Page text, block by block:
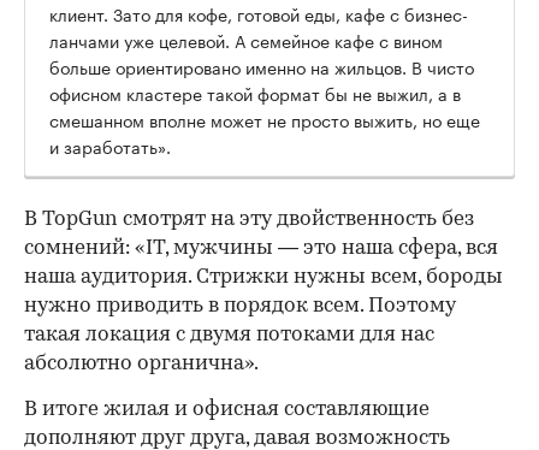
клиент. Зато для кофе, готовой еды, кафе с бизнес-
ланчами уже целевой. А семейное кафе с вином
больше ориентировано именно на жильцов. В чисто
офисном кластере такой формат бы не выжил, а в
смешанном вполне может не просто выжить, но еще
и заработать».
В TopGun смотрят на эту двойственность без
сомнений: «IT, мужчины — это наша сфера, вся
наша аудитория. Стрижки нужны всем, бороды
нужно приводить в порядок всем. Поэтому
такая локация с двумя потоками для нас
абсолютно органична».
В итоге жилая и офисная составляющие
дополняют друг друга, давая возможность